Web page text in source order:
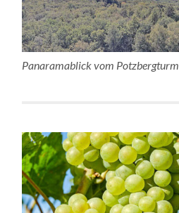
Panaramablick vom Potzbergturm